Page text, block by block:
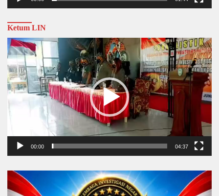
Ketum LIN
Video
Player
00:00 04:37